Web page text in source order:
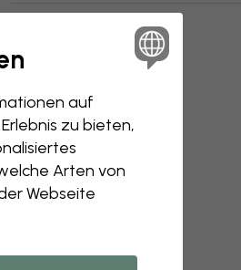
auf
zu bieten,
Arten von
Webseite